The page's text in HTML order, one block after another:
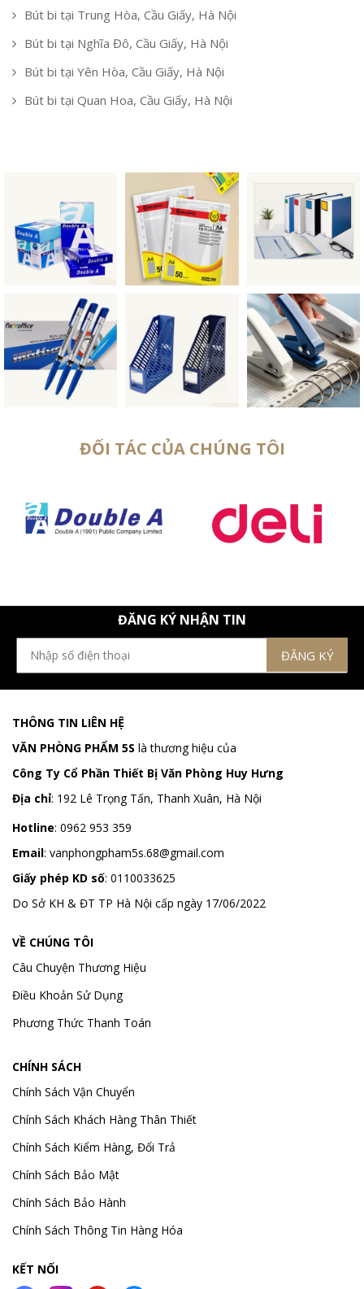
Bút bi tại Trung Hòa, Cầu Giấy, Hà Nội
Bút bi tại Nghĩa Đô, Cầu Giấy, Hà Nội
Bút bi tại Yên Hòa, Cầu Giấy, Hà Nội
Bút bi tại Quan Hoa, Cầu Giấy, Hà Nội
ĐỐI TÁC CỦA CHÚNG TÔI
ĐĂNG KÝ NHẬN TIN
THÔNG TIN LIÊN HỆ
VĂN PHÒNG PHẨM 5S là thương hiệu của
Công Ty Cổ Phần Thiết Bị Văn Phòng Huy Hưng
Địa chỉ: 192 Lê Trọng Tấn, Thanh Xuân, Hà Nội
Hotline: 0962 953 359
Email: vanphongpham5s.68@gmail.com
Giấy phép KD số: 0110033625
Do Sở KH & ĐT TP Hà Nội cấp ngày 17/06/2022
VỀ CHÚNG TÔI
Câu Chuyện Thương Hiệu
Điều Khoản Sử Dụng
Phương Thức Thanh Toán
CHÍNH SÁCH
Chính Sách Vận Chuyển
Chính Sách Khách Hàng Thân Thiết
Chính Sách Kiểm Hàng, Đổi Trả
Chính Sách Bảo Mật
Chính Sách Bảo Hành
Chính Sách Thông Tin Hàng Hóa
KẾT NỐI